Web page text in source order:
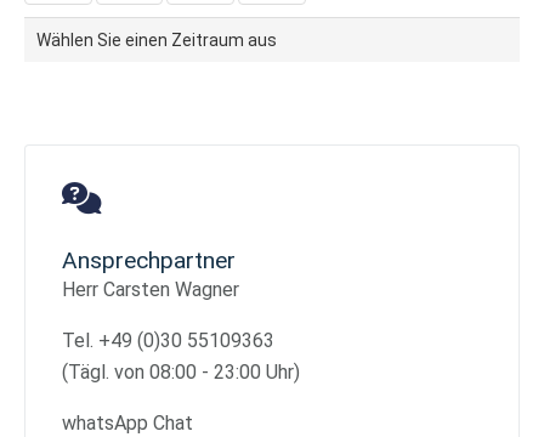
Wählen Sie einen Zeitraum aus
Ansprechpartner
Herr Carsten Wagner
Tel. +49 (0)30 55109363
(Tägl. von 08:00 - 23:00 Uhr)
whatsApp Chat